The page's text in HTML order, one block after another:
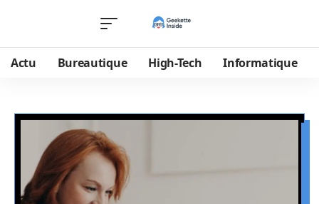
Actu Bureautique High-Tech Informatique